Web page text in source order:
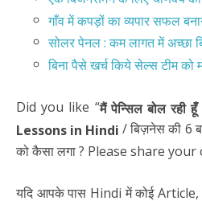
गाँव में कपड़ों का व्यपार सफल
सोलर पेनल : कम लागत में अच्छा
बिना पैसे खर्च किये सेल्स टीम को
Did you like “मैं पेन्सिल बोल
Lessons in Hindi / बिज़नेस की 6
को कैसा लगा ? Please share
यदि आपके पास Hindi में कोई Article,